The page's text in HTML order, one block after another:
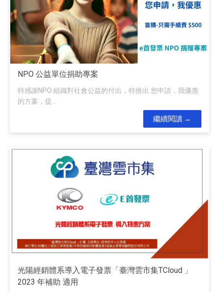
NPO 公益單位捐助專案
特感謝NPO 組織對社會公益的付出，特推出 您申請，我優惠
的方案，提...
繼續閱讀
光陽經銷體系導入電子發票「臺灣雲市集TCloud 」
2023 年補助 適用